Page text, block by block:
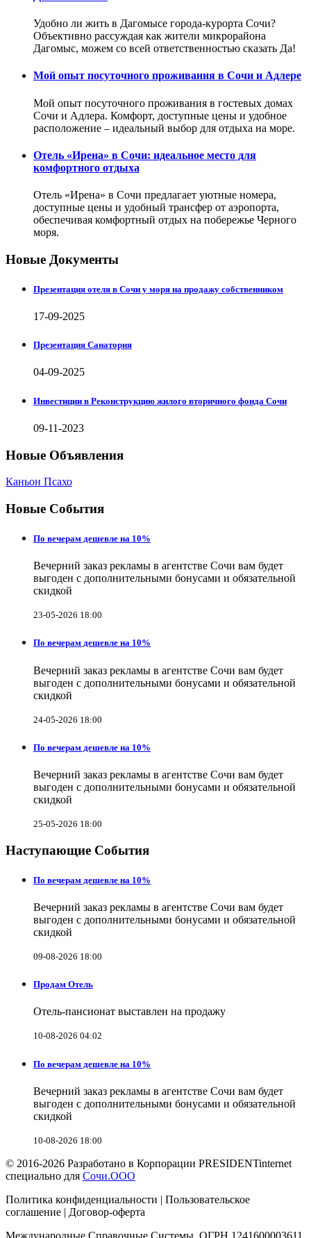
Удобно ли жить в Дагомысе города-курорта Сочи?
Объективно рассуждая как жители микрорайона
Дагомыс, можем со всей ответственностью сказать Да!
Мой опыт посуточного проживания в Сочи и Адлере
Мой опыт посуточного проживания в гостевых домах
Сочи и Адлера. Комфорт, доступные цены и удобное
расположение – идеальный выбор для отдыха на море.
Отель «Ирена» в Сочи: идеальное место для
комфортного отдыха
Отель «Ирена» в Сочи предлагает уютные номера,
доступные цены и удобный трансфер от аэропорта,
обеспечивая комфортный отдых на побережье Черного
моря.
Новые Документы
Презентация отеля в Сочи у моря на продажу собственником
17-09-2025
Презентация Санатория
04-09-2025
Инвестиции в Реконструкцию жилого вторичного фонда Сочи
09-11-2023
Новые Объявления
Каньон Псахо
Новые События
По вечерам дешевле на 10%
Вечерний заказ рекламы в агентстве Сочи вам будет
выгоден с дополнительными бонусами и обязательной
скидкой
23-05-2026 18:00
По вечерам дешевле на 10%
Вечерний заказ рекламы в агентстве Сочи вам будет
выгоден с дополнительными бонусами и обязательной
скидкой
24-05-2026 18:00
По вечерам дешевле на 10%
Вечерний заказ рекламы в агентстве Сочи вам будет
выгоден с дополнительными бонусами и обязательной
скидкой
25-05-2026 18:00
Наступающие События
По вечерам дешевле на 10%
Вечерний заказ рекламы в агентстве Сочи вам будет
выгоден с дополнительными бонусами и обязательной
скидкой
09-08-2026 18:00
Продам Отель
Отель-пансионат выставлен на продажу
10-08-2026 04:02
По вечерам дешевле на 10%
Вечерний заказ рекламы в агентстве Сочи вам будет
выгоден с дополнительными бонусами и обязательной
скидкой
10-08-2026 18:00
© 2016-2026 Разработано в Корпорации PRESIDENTinternet
специально для Сочи.ООО
Политика конфиденциальности | Пользовательское
соглашение | Договор-оферта
Международные Справочные Системы, ОГРН 1241600003611.